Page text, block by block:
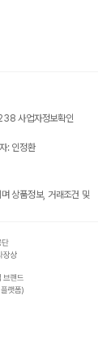
사업자정보확인
: 인정환
상품정보, 거래조건 및